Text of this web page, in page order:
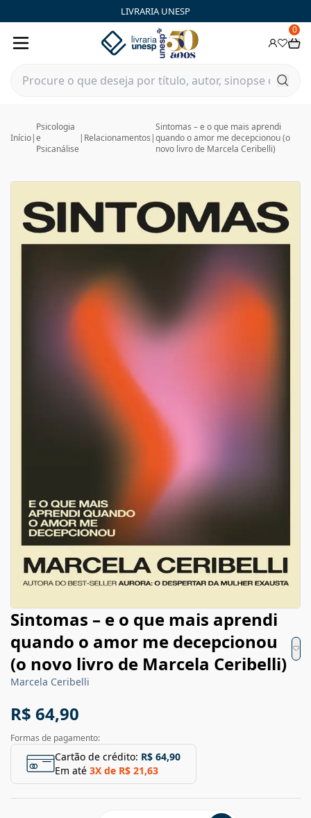
LIVRARIA UNESP
0
Início|
Psicologia
e
Psicanálise
| Relacionamentos |
Sintomas – e o que mais aprendi
quando o amor me decepcionou (o
novo livro de Marcela Ceribelli)
Sintomas – e o que mais aprendi
quando o amor me decepcionou
(o novo livro de Marcela Ceribelli)
Marcela Ceribelli
R$ 64,90
Formas de pagamento:
Cartão de crédito: R$ 64,90
Em até 3X de R$ 21,63